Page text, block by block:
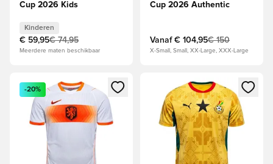
Cup 2026 Kids
Kinderen
€ 59,95€ 74,95
Meerdere maten beschikbaar
Cup 2026 Authentic
Vanaf € 104,95€ 150
X-Small, Small, XX-Large, XXX-Large
Opent een venster om in te loggen of je aan te melden als
-20%
Opent een venster om in te